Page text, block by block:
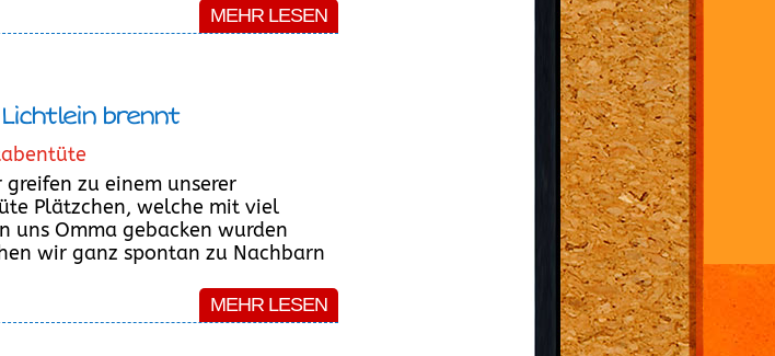
MEHR LESEN
brennt
greifen zu einem unserer
Plätzchen, welche mit viel
uns Omma gebacken wurden
wir ganz spontan zu Nachbarn
MEHR LESEN